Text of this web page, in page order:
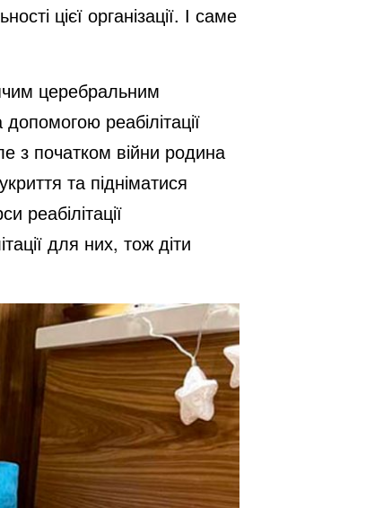
цієї організації. І саме
церебральним
реабілітації
з початком війни родина
та підніматися
реабілітації
для них, тож діти